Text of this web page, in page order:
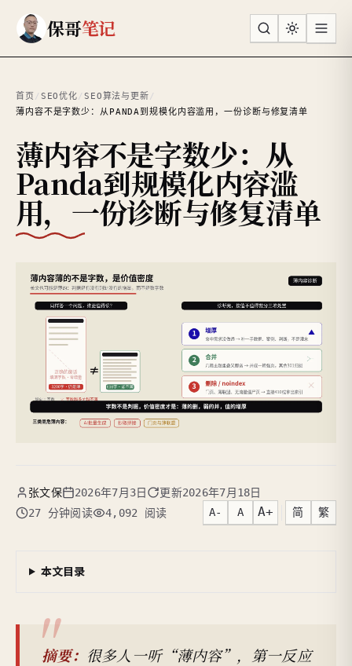
保哥笔记
首页/ SEO优化/ SEO算法与更新/
薄内容不是字数少：从PANDA到规模化内容滥用，一份诊断与修复清单
薄内容不是字数少：从
Panda到规模化内容滥
用，一份诊断与修复清单
张文保 2026年7月3日 更新2026年7月18日
27 分钟阅读
4,092 阅读 A- A A+ 简 繁
本文目录
摘要： 很多人一听“薄内容”，第一反应